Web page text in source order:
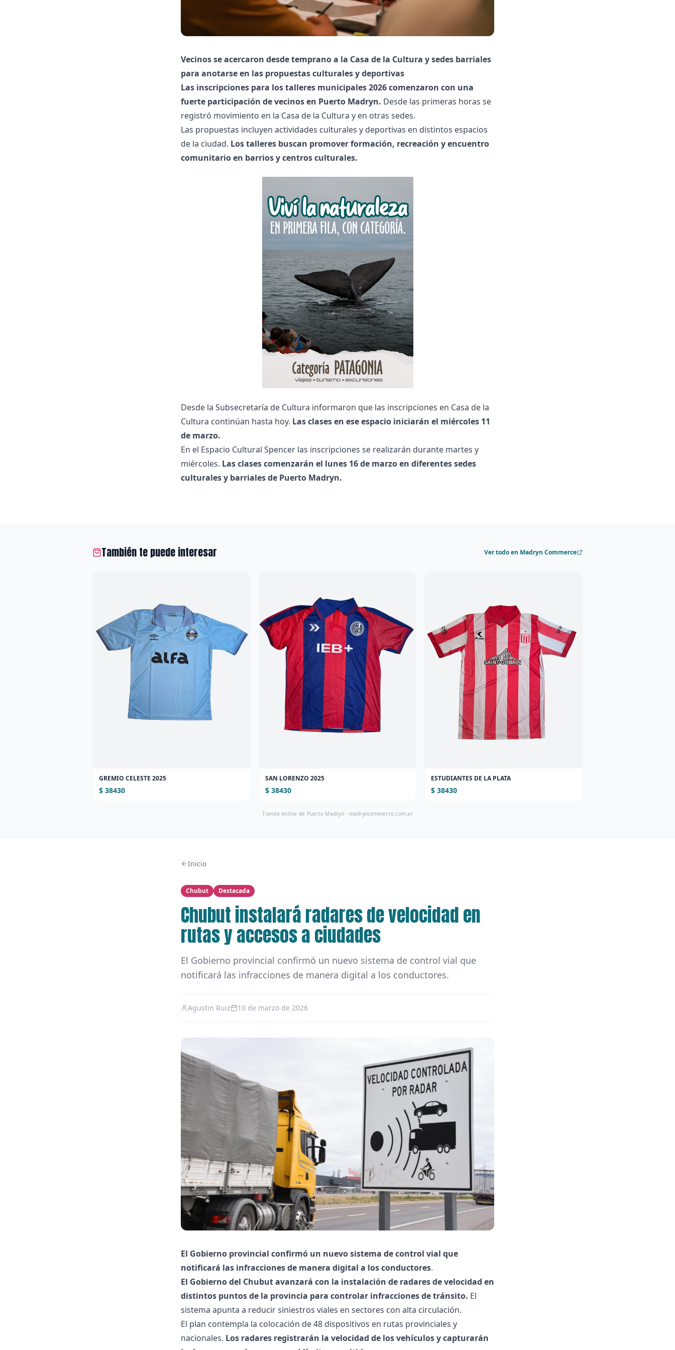
Vecinos se acercaron desde temprano a la Casa de la Cultura y sedes barriales
para anotarse en las propuestas culturales y deportivas
Las inscripciones para los talleres municipales 2026 comenzaron con una
fuerte participación de vecinos en Puerto Madryn. Desde las primeras horas se
registró movimiento en la Casa de la Cultura y en otras sedes.
Las propuestas incluyen actividades culturales y deportivas en distintos espacios
de la ciudad. Los talleres buscan promover formación, recreación y encuentro
comunitario en barrios y centros culturales.
Desde la Subsecretaría de Cultura informaron que las inscripciones en Casa de la
Cultura continúan hasta hoy. Las clases en ese espacio iniciarán el miércoles 11
de marzo.
En el Espacio Cultural Spencer las inscripciones se realizarán durante martes y
miércoles. Las clases comenzarán el lunes 16 de marzo en diferentes sedes
culturales y barriales de Puerto Madryn.
También te puede interesar Ver todo en Madryn Commerce
GREMIO CELESTE 2025
$ 38430
SAN LORENZO 2025
$ 38430
ESTUDIANTES DE LA PLATA
$ 38430
Tienda online de Puerto Madryn · madryncommerce.com.ar
Inicio
Chubut Destacada
Chubut instalará radares de velocidad en
rutas y accesos a ciudades
El Gobierno provincial confirmó un nuevo sistema de control vial que
notificará las infracciones de manera digital a los conductores.
Agustin Ruiz 10 de marzo de 2026
El Gobierno provincial confirmó un nuevo sistema de control vial que
notificará las infracciones de manera digital a los conductores.
El Gobierno del Chubut avanzará con la instalación de radares de velocidad en
distintos puntos de la provincia para controlar infracciones de tránsito. El
sistema apunta a reducir siniestros viales en sectores con alta circulación.
El plan contempla la colocación de 48 dispositivos en rutas provinciales y
nacionales. Los radares registrarán la velocidad de los vehículos y capturarán